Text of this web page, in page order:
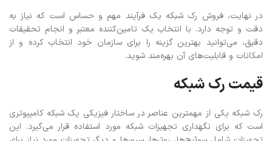
در نهایت، فروش رک شبکه یک فرآیند مهم و حساس است که نیاز به
دقت و توجه دارد. با انتخاب یک تامین‌کننده معتبر و انجام تحقیقات
دقیق، می‌توانید بهترین گزینه را برای سازمان خود انتخاب کرده و از
امکانات و قابلیت‌های آن بهره‌مند شوید.
قیمت رک شبکه
رک شبکه یکی از مهمترین عناصر در ساختار فیزیکی یک شبکه کامپیوتری
است که برای نگهداری تجهیزات شبکه مورد استفاده قرار می‌گیرد. این